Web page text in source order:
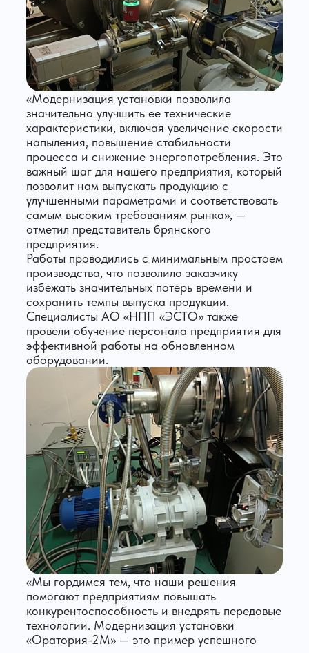
«Модернизация установки позволила
значительно улучшить ее технические
характеристики, включая увеличение скорости
напыления, повышение стабильности
процесса и снижение энергопотребления. Это
важный шаг для нашего предприятия, который
позволит нам выпускать продукцию с
улучшенными параметрами и соответствовать
самым высоким требованиям рынка», —
отметил представитель брянского
предприятия.
Работы проводились с минимальным простоем
производства, что позволило заказчику
избежать значительных потерь времени и
сохранить темпы выпуска продукции.
Специалисты АО «НПП «ЭСТО» также
провели обучение персонала предприятия для
эффективной работы на обновленном
оборудовании.
«Мы гордимся тем, что наши решения
помогают предприятиям повышать
конкурентоспособность и внедрять передовые
технологии. Модернизация установки
«Оратория-2М» — это пример успешного